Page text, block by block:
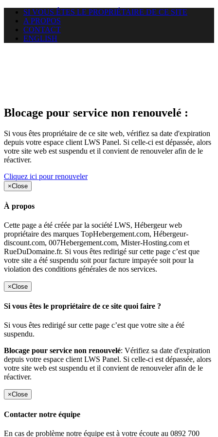
SI VOUS ÊTES LE PROPRIÉTAIRE DE CE SITE
A PROPOS
CONTACT
ENGLISH
Blocage pour service non renouvelé :
Si vous êtes propriétaire de ce site web, vérifiez sa date d'expiration
depuis votre espace client LWS Panel. Si celle-ci est dépassée, alors
votre site web est suspendu et il convient de renouveler afin de le
réactiver.
Cliquez ici pour renouveler
×Close
À propos
Cette page a été créée par la société LWS, Hébergeur web
propriétaire des marques TopHebergement.com, Hébergeur-
discount.com, 007Hebergement.com, Mister-Hosting.com et
RueDuDomaine.fr. Si vous êtes redirigé sur cette page c’est que
votre site a été suspendu soit pour facture impayée soit pour la
violation des conditions générales de nos services.
×Close
Si vous êtes le propriétaire de ce site quoi faire ?
Si vous êtes redirigé sur cette page c’est que votre site a été
suspendu.
Blocage pour service non renouvelé: Vérifiez sa date d'expiration
depuis votre espace client LWS Panel. Si celle-ci est dépassée, alors
votre site web est suspendu et il convient de renouveler afin de le
réactiver.
×Close
Contacter notre équipe
En cas de problème notre équipe est à votre écoute au 0892 700